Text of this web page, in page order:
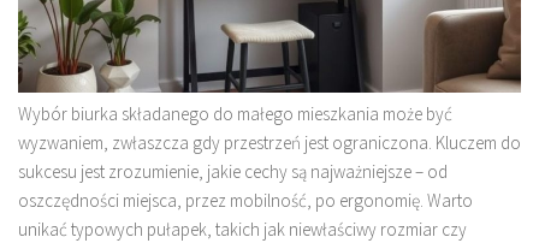
Wybór biurka składanego do małego mieszkania może być
wyzwaniem, zwłaszcza gdy przestrzeń jest ograniczona. Kluczem do
sukcesu jest zrozumienie, jakie cechy są najważniejsze – od
oszczędności miejsca, przez mobilność, po ergonomię. Warto
unikać typowych pułapek, takich jak niewłaściwy rozmiar czy